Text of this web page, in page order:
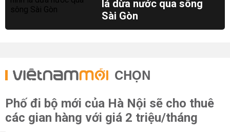
lá dừa nước qua sông
Sài Gòn
CHỌN
Phố đi bộ mới của Hà Nội sẽ cho thuê
các gian hàng với giá 2 triệu/tháng